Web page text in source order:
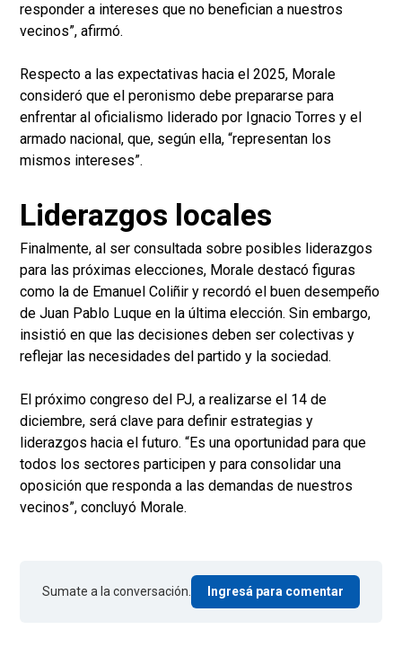
responder a intereses que no benefician a nuestros
vecinos”, afirmó.
Respecto a las expectativas hacia el 2025, Morale
consideró que el peronismo debe prepararse para
enfrentar al oficialismo liderado por Ignacio Torres y el
armado nacional, que, según ella, “representan los
mismos intereses”.
Liderazgos locales
Finalmente, al ser consultada sobre posibles liderazgos
para las próximas elecciones, Morale destacó figuras
como la de Emanuel Coliñir y recordó el buen desempeño
de Juan Pablo Luque en la última elección. Sin embargo,
insistió en que las decisiones deben ser colectivas y
reflejar las necesidades del partido y la sociedad.
El próximo congreso del PJ, a realizarse el 14 de
diciembre, será clave para definir estrategias y
liderazgos hacia el futuro. “Es una oportunidad para que
todos los sectores participen y para consolidar una
oposición que responda a las demandas de nuestros
vecinos”, concluyó Morale.
Sumate a la conversación. Ingresá para comentar